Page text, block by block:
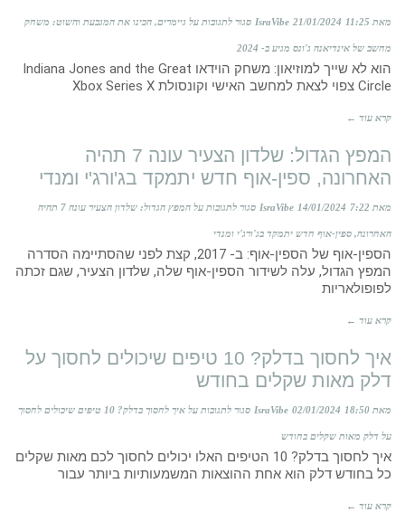
מאת IsraVibe 21/01/2024 11:25 סגור לתגובותעל גיימרים, הכינו את המגבעת והשוט: משחק
מחשב של אינדיאנה ג'ונס מגיע ב- 2024
הוא לא שייך למוזיאון: משחק הוידאו Indiana Jones and the Great
Circle צפוי לצאת למחשב האישי וקונסולת Xbox Series X
קרא עוד ←
המפץ הגדול: שלדון הצעיר עונה 7 תהיה
האחרונה, ספין-אוף חדש יתמקד בג'ורג'י ומנדי
מאת IsraVibe 14/01/2024 7:22 סגור לתגובות על המפץ הגדול: שלדון הצעיר עונה 7 תהיה
האחרונה, ספין-אוף חדש יתמקד בג'ורג'י ומנדי
הספין-אוף של הספין-אוף: ב- 2017, קצת לפני שהסתיימה הסדרה
המפץ הגדול, עלה לשידור הספין-אוף שלה, שלדון הצעיר, שגם זכתה
לפופולאריות
קרא עוד ←
איך לחסוך בדלק? 10 טיפים שיכולים לחסוך על
דלק מאות שקלים בחודש
מאת IsraVibe 02/01/2024 18:50 סגור לתגובות על איך לחסוך בדלק? 10 טיפים שיכולים לחסוך
על דלק מאות שקלים בחודש
איך לחסוך בדלק? 10 הטיפים האלו יכולים לחסוך לכם מאות שקלים
כל בחודש דלק הוא אחת ההוצאות המשמעותיות ביותר עבור
קרא עוד ←